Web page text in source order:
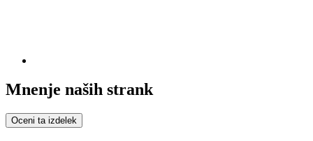
Mnenje naših strank
Oceni ta izdelek